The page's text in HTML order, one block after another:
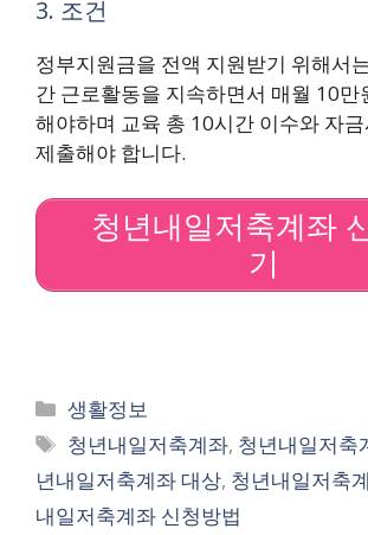
3. 조건
정부지원금을 전액 지원받기 위해서
간 근로활동을 지속하면서 매월 10만
해야하며 교육 총 10시간 이수와 자
제출해야 합니다.
청년내일저축계좌
기
Categories
생활정보
Tags
청년내일저축계좌, 청년내일저축
년내일저축계좌 대상, 청년내일저축
내일저축계좌 신청방법